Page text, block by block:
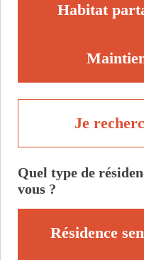
Habitat
Je
Quel type de
vous ?
Résidence